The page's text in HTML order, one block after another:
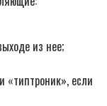
из нее;
«типтроник», если